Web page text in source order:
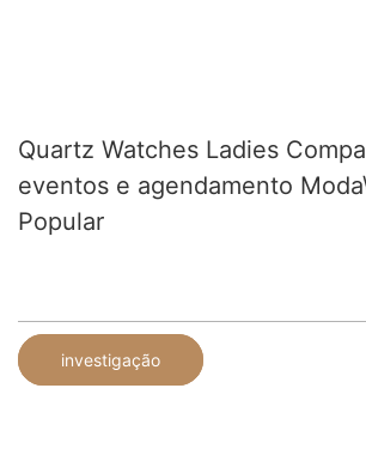
Quartz Watches Ladies
eventos e agendamento
Popular
investigação